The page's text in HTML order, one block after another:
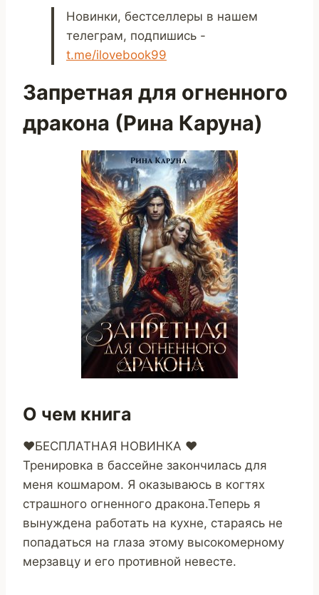
Новинки, бестселлеры в нашем
телеграм, подпишись -
t.me/ilovebook99
Запретная для огненного
дракона (Рина Каруна)
О чем книга
❤️БЕСПЛАТНАЯ НОВИНКА ❤️
Тренировка в бассейне закончилась для
меня кошмаром. Я оказываюсь в когтях
страшного огненного дракона.Теперь я
вынуждена работать на кухне, стараясь не
попадаться на глаза этому высокомерному
мерзавцу и его противной невесте.